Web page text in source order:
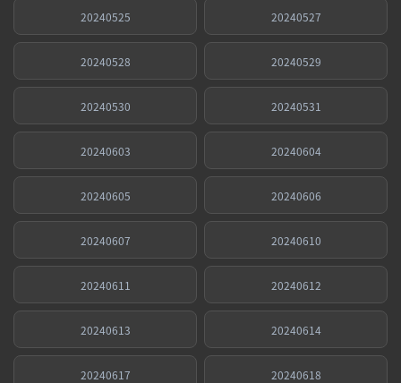
20240525 20240527
20240528 20240529
20240530 20240531
20240603 20240604
20240605 20240606
20240607 20240610
20240611 20240612
20240613 20240614
20240617 20240618